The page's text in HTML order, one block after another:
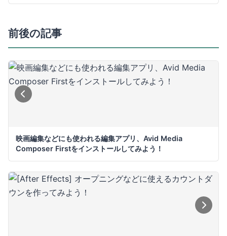
前後の記事
映画編集などにも使われる編集アプリ、Avid Media
Composer Firstをインストールしてみよう！